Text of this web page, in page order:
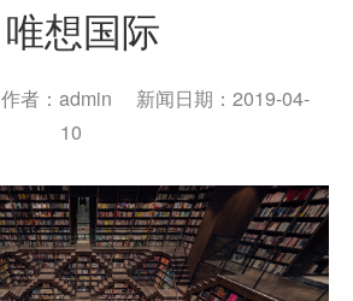
唯想国际
作者：admin
新闻日期：2019-04-
10